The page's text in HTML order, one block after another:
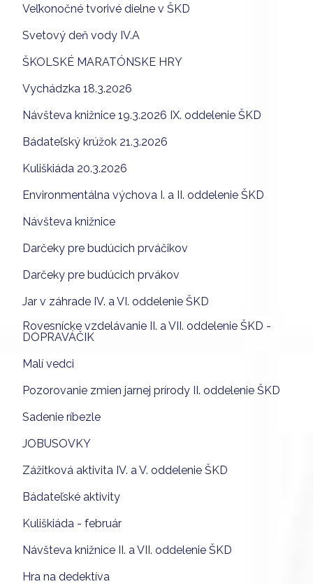
Veľkonočné tvorivé dielne v ŠKD
Svetový deň vody IV.A
ŠKOLSKÉ MARATÓNSKE HRY
Vychádzka 18.3.2026
Návšteva knižnice 19.3.2026 IX. oddelenie ŠKD
Bádateľský krúžok 21.3.2026
Kuliškiáda 20.3.2026
Environmentálna výchova I. a II. oddelenie ŠKD
Návšteva knižnice
Darčeky pre budúcich prváčikov
Darčeky pre budúcich prvákov
Jar v záhrade IV. a VI. oddelenie ŠKD
Rovesnícke vzdelávanie II. a VII. oddelenie ŠKD -
DOPRAVÁČIK
Malí vedci
Pozorovanie zmien jarnej prírody II. oddelenie ŠKD
Sadenie ríbezle
JOBUSOVKY
Zážitková aktivita IV. a V. oddelenie ŠKD
Bádateľské aktivity
Kuliškiáda - február
Návšteva knižnice II. a VII. oddelenie ŠKD
Hra na dedektíva